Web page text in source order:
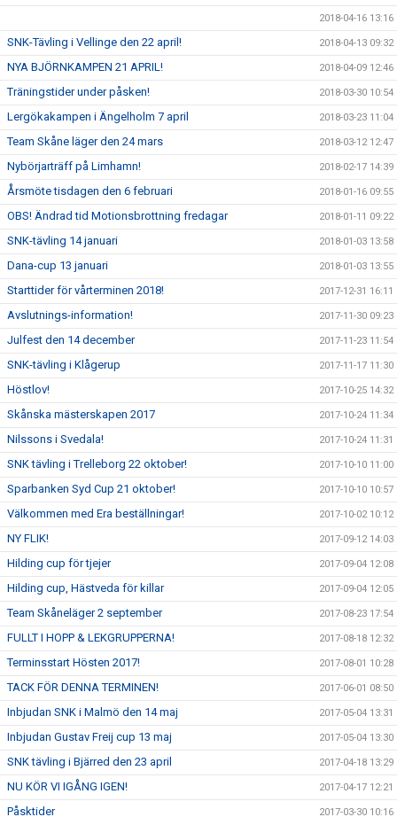
2018-04-16 13:16
SNK-Tävling i Vellinge den 22 april! 2018-04-13 09:32
NYA BJÖRNKAMPEN 21 APRIL! 2018-04-09 12:46
Träningstider under påsken! 2018-03-30 10:54
Lergökakampen i Ängelholm 7 april 2018-03-23 11:04
Team Skåne läger den 24 mars 2018-03-12 12:47
Nybörjarträff på Limhamn! 2018-02-17 14:39
Årsmöte tisdagen den 6 februari 2018-01-16 09:55
OBS! Ändrad tid Motionsbrottning fredagar 2018-01-11 09:22
SNK-tävling 14 januari 2018-01-03 13:58
Dana-cup 13 januari 2018-01-03 13:55
Starttider för vårterminen 2018! 2017-12-31 16:11
Avslutnings-information! 2017-11-30 09:23
Julfest den 14 december 2017-11-23 11:54
SNK-tävling i Klågerup 2017-11-17 11:30
Höstlov! 2017-10-25 14:32
Skånska mästerskapen 2017 2017-10-24 11:34
Nilssons i Svedala! 2017-10-24 11:31
SNK tävling i Trelleborg 22 oktober! 2017-10-10 11:00
Sparbanken Syd Cup 21 oktober! 2017-10-10 10:57
Välkommen med Era beställningar! 2017-10-02 10:12
NY FLIK! 2017-09-12 14:03
Hilding cup för tjejer 2017-09-04 12:08
Hilding cup, Hästveda för killar 2017-09-04 12:05
Team Skåneläger 2 september 2017-08-23 17:54
FULLT I HOPP & LEKGRUPPERNA! 2017-08-18 12:32
Terminsstart Hösten 2017! 2017-08-01 10:28
TACK FÖR DENNA TERMINEN! 2017-06-01 08:50
Inbjudan SNK i Malmö den 14 maj 2017-05-04 13:31
Inbjudan Gustav Freij cup 13 maj 2017-05-04 13:30
SNK tävling i Bjärred den 23 april 2017-04-18 13:29
NU KÖR VI IGÅNG IGEN! 2017-04-17 12:21
Påsktider 2017-03-30 10:16